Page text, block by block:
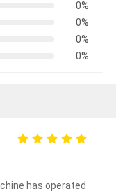
0%
0%
0%
0%
has operated